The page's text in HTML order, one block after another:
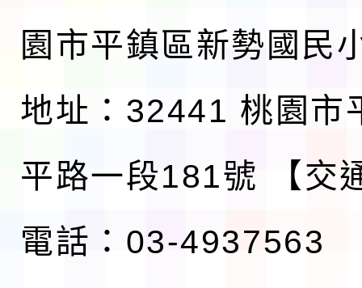
園市平鎮區新勢國民
地址：32441 桃園市
平路一段181號
【交
電話：03-4937563